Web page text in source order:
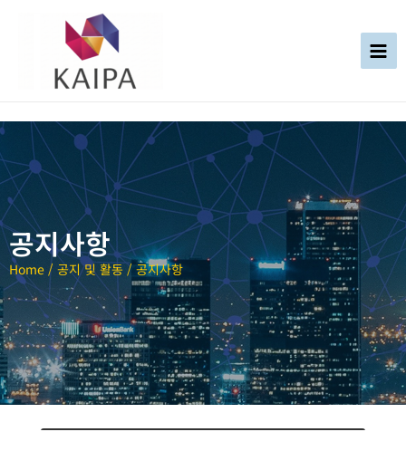
공지사항
Home / 공지 및 활동 / 공지사항